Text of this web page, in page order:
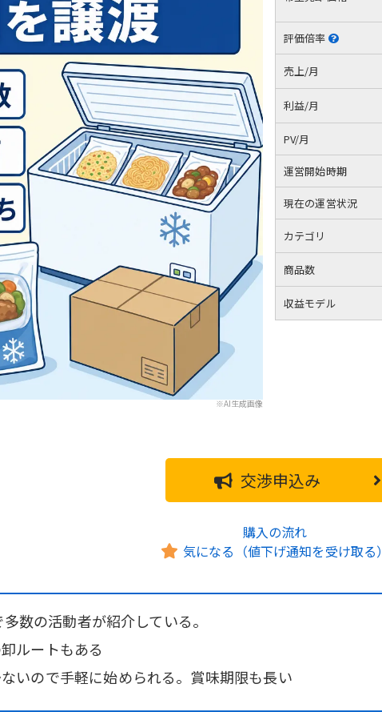
※AI生成画像
評価倍率
売上/月
利益/月
PV/月
運営開始時期
現在の運営状況
カテゴリ
商品数
収益モデル
交渉申込み
購入の流れ
気になる（値下げ通知を受け取る）
数の活動者が紹介している。
ルートもある
いので手軽に始められる。賞味期限も長い